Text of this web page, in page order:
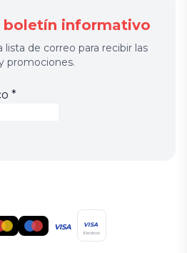
boletín informativo
lista de correo para recibir las
promociones.
*
VISA VISA
Electron